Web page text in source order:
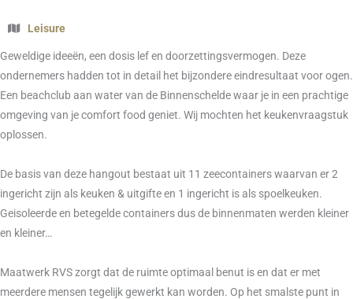
Leisure
Geweldige ideeën, een dosis lef en doorzettingsvermogen. Deze
ondernemers hadden tot in detail het bijzondere eindresultaat voor ogen.
Een beachclub aan water van de Binnenschelde waar je in een prachtige
omgeving van je comfort food geniet. Wij mochten het keukenvraagstuk
oplossen.
De basis van deze hangout bestaat uit 11 zeecontainers waarvan er 2
ingericht zijn als keuken & uitgifte en 1 ingericht is als spoelkeuken.
Geisoleerde en betegelde containers dus de binnenmaten werden kleiner
en kleiner…
Maatwerk RVS zorgt dat de ruimte optimaal benut is en dat er met
meerdere mensen tegelijk gewerkt kan worden. Op het smalste punt in